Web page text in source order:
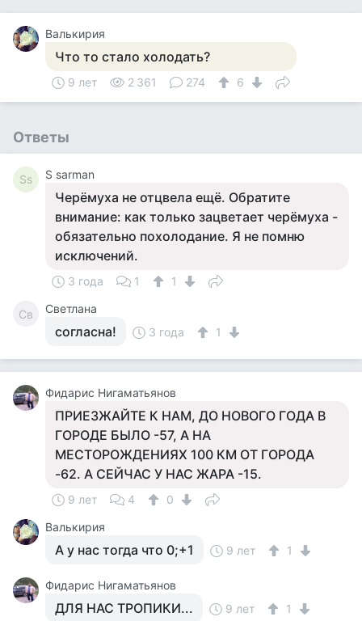
Валькирия
Что то стало холодать?
9 лет 2 361 274 6
Ответы
Ss S sarman
Черёмуха не отцвела ещё. Обратите
внимание: как только зацветает черёмуха -
обязательно похолодание. Я не помню
исключений.
3 года 1 1
Св Светлана
согласна! 3 года 1
Фидарис Нигаматьянов
ПРИЕЗЖАЙТЕ К НАМ, ДО НОВОГО ГОДА В
ГОРОДЕ БЫЛО -57, А НА
МЕСТОРОЖДЕНИЯХ 100 КМ ОТ ГОРОДА
-62. А СЕЙЧАС У НАС ЖАРА -15.
9 лет 4
0
Валькирия
А у нас тогда что 0;+1 9 лет 1
Фидарис Нигаматьянов
ДЛЯ НАС ТРОПИКИ... 9 лет 1